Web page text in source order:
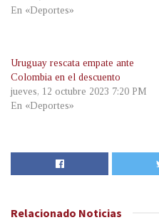
En «Deportes»
Uruguay rescata empate ante
Colombia en el descuento
jueves, 12 octubre 2023 7:20 PM
En «Deportes»
Relacionado Noticias